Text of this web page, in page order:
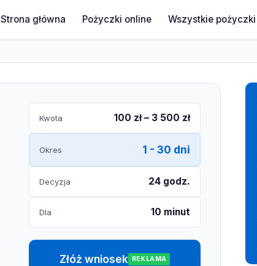
Strona główna Pożyczki online Wszystkie pożyczki
Kwota 100 zł – 3 500 zł
Okres 1 - 30 dni
Decyzja 24 godz.
Dla 10 minut
Złóż wniosek REKLAMA